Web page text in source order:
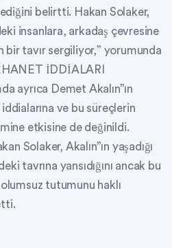
belirtti. Hakan Solaker,
insanlara, arkadaş çevresine
bir tavır sergiliyor,” yorumunda
İDDİALARI
ayrıca Demet Akalın”ın
ve bu süreçlerin
etkisine de değinildi.
Solaker, Akalın”ın yaşadığı
tavrına yansıdığını ancak bu
tutumunu haklı